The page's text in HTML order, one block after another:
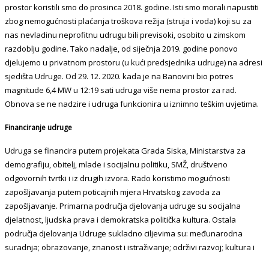
prostor koristili smo do prosinca 2018. godine. Isti smo morali napustiti
zbog nemogućnosti plaćanja troškova režija (struja i voda) koji su za
nas nevladinu neprofitnu udrugu bili previsoki, osobito u zimskom
razdoblju godine. Tako nadalje, od siječnja 2019. godine ponovo
djelujemo u privatnom prostoru (u kući predsjednika udruge) na adresi
sjedišta Udruge. Od 29. 12. 2020. kada je na Banovini bio potres
magnitude 6,4 MW u 12:19 sati udruga više nema prostor za rad.
Obnova se ne nadzire i udruga funkcionira u iznimno teškim uvjetima.
Financiranje udruge
Udruga se financira putem projekata Grada Siska, Ministarstva za
demografiju, obitelj, mlade i socijalnu politiku, SMŽ, društveno
odgovornih tvrtki i iz drugih izvora. Rado koristimo mogućnosti
zapošljavanja putem poticajnih mjera Hrvatskog zavoda za
zapošljavanje. Primarna područja djelovanja udruge su socijalna
djelatnost, ljudska prava i demokratska politička kultura. Ostala
područja djelovanja Udruge sukladno ciljevima su: međunarodna
suradnja; obrazovanje, znanost i istraživanje; održivi razvoj; kultura i